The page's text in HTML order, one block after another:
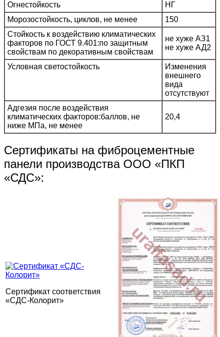
Огнестойкость
НГ
Морозостойкость, циклов, не менее
150
Стойкость к воздействию климатических
факторов по ГОСТ 9.401:по защитным
свойствам по декоративным свойствам
не хуже АЗ1
не хуже АД2
Условная светостойкость
Изменения
внешнего
вида
отсутствуют
Адгезия после воздействия
климатических факторов:баллов, не
ниже МПа, не менее
20,4
Сертификаты на фиброцементные
панели производства ООО «ПКП
«СДС»:
Сертификат соответствия
«СДС-Колорит»